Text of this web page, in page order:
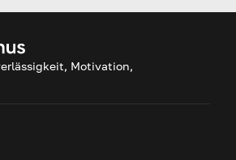
Motivation,